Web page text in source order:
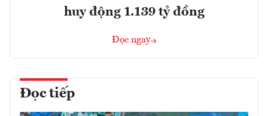
huy động 1.139 tỷ đồng
Đọc ngay
Đọc tiếp